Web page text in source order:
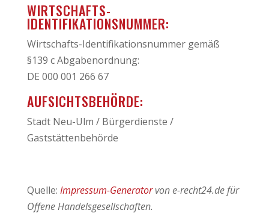
WIRTSCHAFTS-
IDENTIFIKATIONSNUMMER:
Wirtschafts-Identifikationsnummer gemäß
§139 c Abgabenordnung:
DE 000 001 266 67
AUFSICHTSBEHÖRDE:
Stadt Neu-Ulm / Bürgerdienste /
Gaststättenbehörde
Quelle: Impressum-Generatorvon e-recht24.de für
Offene Handelsgesellschaften.